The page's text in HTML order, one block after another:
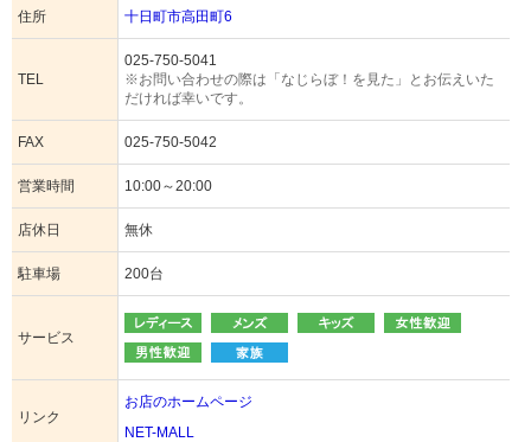
住所 十日町市高田町6
TEL
025-750-5041
※お問い合わせの際は「なじらぼ！を見た」とお伝えいた
だければ幸いです。
FAX 025-750-5042
営業時間 10:00～20:00
店休日 無休
駐車場 200台
サービス
リンク
お店のホームページ
NET-MALL